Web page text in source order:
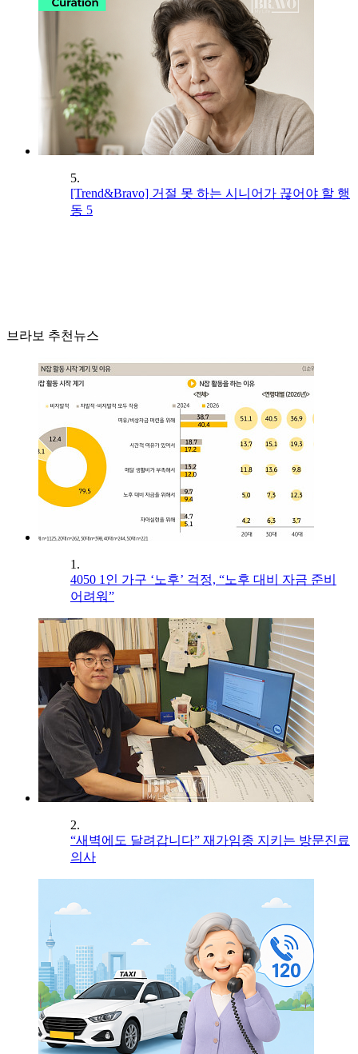
5.
[Trend&Bravo] 거절 못 하는 시니어가 끊어야 할 행
동 5
브라보 추천뉴스
1.
4050 1인 가구 ‘노후’ 걱정, “노후 대비 자금 준비
어려워”
2.
“새벽에도 달려갑니다” 재가임종 지키는 방문진료
의사